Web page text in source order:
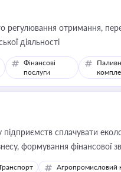
регулювання отримання,
діяльності
Фінансові
послуги
підприємств сплачувати
формування фінансової
Агропромисловий